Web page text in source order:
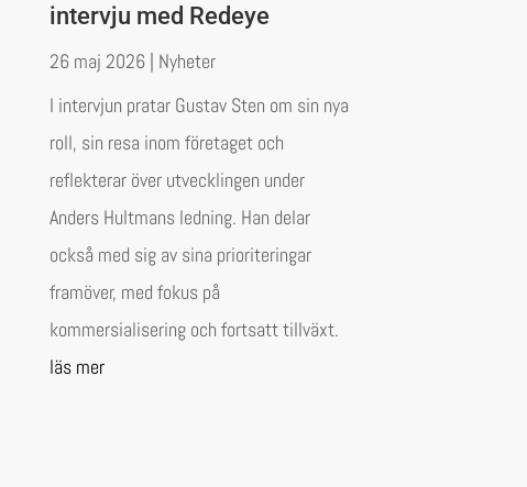
intervju med Redeye
26 maj 2026| Nyheter
I intervjun pratar Gustav Sten om sin nya
roll, sin resa inom företaget och
reflekterar över utvecklingen under
Anders Hultmans ledning. Han delar
också med sig av sina prioriteringar
framöver, med fokus på
kommersialisering och fortsatt tillväxt.
läs mer